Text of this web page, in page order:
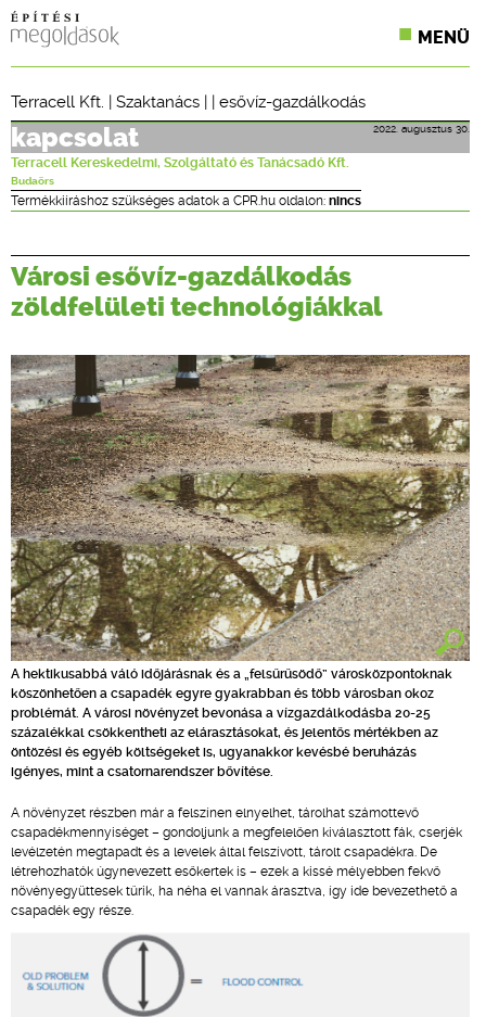
MENÜ
ONLINE KÉPZÉSEK
TERVEZÉSI SEGÉDLETEK
Terracell Kft. | Szaktanács | | esővíz-gazdálkodás
2022. augusztus 30.
kapcsolat
Terracell Kereskedelmi, Szolgáltató és Tanácsadó Kft.
Budaörs
Termékkiíráshoz szükséges adatok a CPR.hu oldalon: nincs
Városi esővíz-gazdálkodás
zöldfelületi technológiákkal
A hektikusabbá váló időjárásnak és a „felsűrűsödő” városközpontoknak
köszönhetően a csapadék egyre gyakrabban és több városban okoz
problémát. A városi növényzet bevonása a vízgazdálkodásba 20-25
százalékkal csökkentheti az elárasztásokat, és jelentős mértékben az
öntözési és egyéb költségeket is, ugyanakkor kevésbé beruházás
igényes, mint a csatornarendszer bővítése.
A növényzet részben már a felszínen elnyelhet, tárolhat számottevő
csapadékmennyiséget – gondoljunk a megfelelően kiválasztott fák, cserjék
levélzetén megtapadt és a levelek által felszívott, tárolt csapadékra. De
létrehozhatók úgynevezett esőkertek is – ezek a kissé mélyebben fekvő
növényegyüttesek tűrik, ha néha el vannak árasztva, így ide bevezethető a
csapadék egy része.